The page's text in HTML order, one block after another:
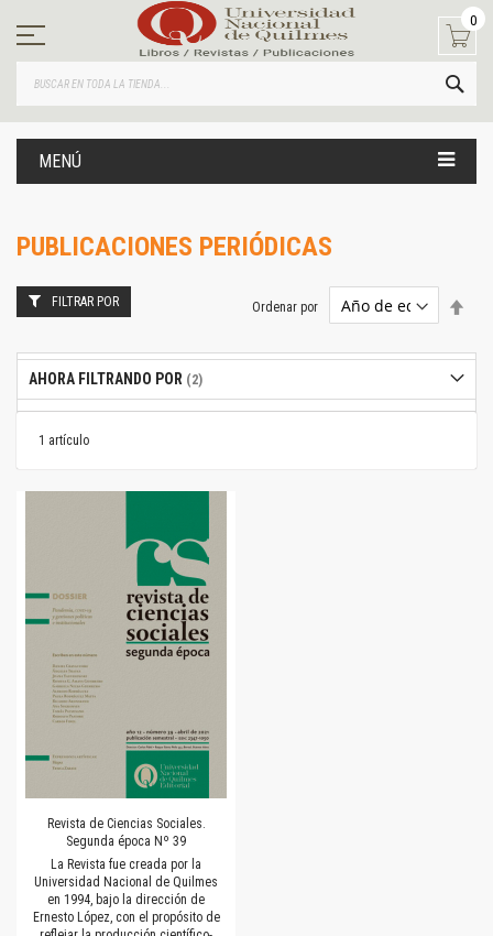
contenido
0
MENÚ
PUBLICACIONES PERIÓDICAS
1 artículo
Ordenar por
Revista de Ciencias Sociales.
Segunda época Nº 39
La Revista fue creada por la
Universidad Nacional de Quilmes
en 1994, bajo la dirección de
Ernesto López, con el propósito de
FILTRAR POR
AHORA FILTRANDO POR